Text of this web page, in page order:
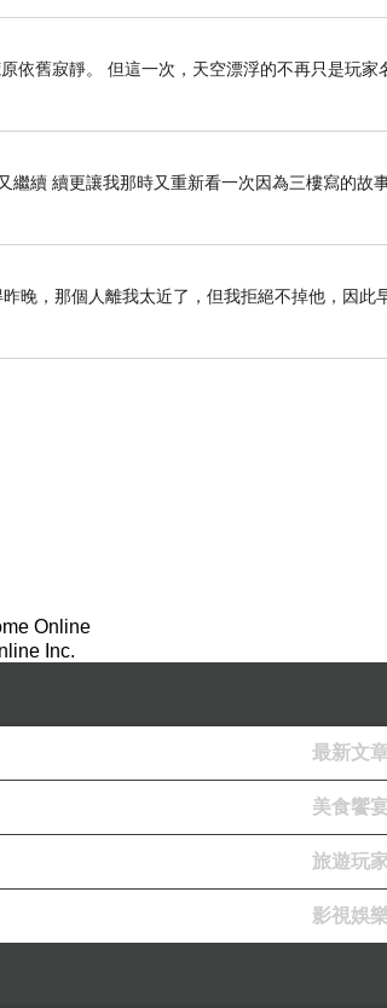
依舊寂靜。 但這一次，天空漂浮的不再只是玩家
續 續更讓我那時又重新看一次因為三樓寫的故
晚，那個人離我太近了，但我拒絕不掉他，因此
Online
Inc.
最新文
美食饗
旅遊玩家
影視娛